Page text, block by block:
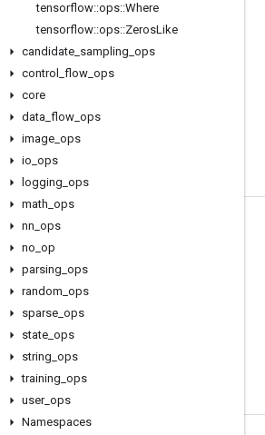
tensorflow::ops::Where
tensorflow::ops::ZerosLike
candidate sampling ops
control
flow ops
core
data flow ops
image ops
io ops
logging ops
math ops
nn ops
no op
parsing ops
random ops
sparse ops
state ops
string ops
training ops
user_ ops
Namespaces
Pozostawaj w kontakcie
Forum
GitHub
YouTube